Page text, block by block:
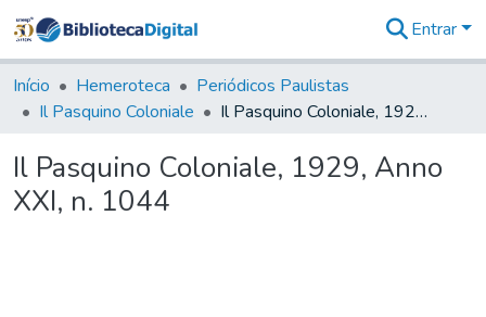
&
Coleções
Tudo na
Digital
Entrar
Início Hemeroteca
Periódicos Paulistas
Il Pasquino Coloniale
Il Pasquino Coloniale, 1929, Anno XXI, n. 1044
Il Pasquino Coloniale, 1929, Anno
XXI, n. 1044